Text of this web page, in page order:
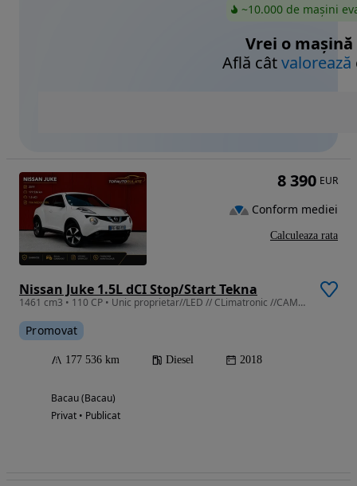
~10.000 de mașini
Vrei o mașină
Află câtvalorează
Nissan Juke 1.5L dCI Stop/Start Tekna
1461 cm3 • 110 CP • Unic proprietar//LED // CLimatronic //CAMERA // scaune incalzite
Promovat
177 536 km Diesel 2018
Bacau (Bacau)
Privat • Publicat
8 390 EUR
Conform mediei
Calculeaza rata